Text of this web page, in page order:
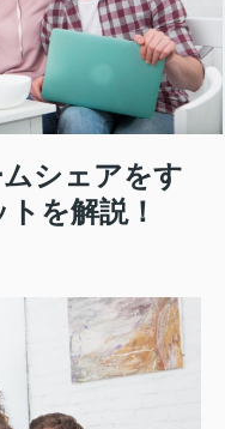
シェアをす
を解説！